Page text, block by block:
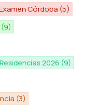
Córdoba (5)
(9)
Residencias 2026 (9)
(3)